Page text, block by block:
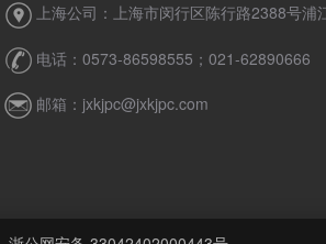
上海公司：上海市闵行区陈行路2388号
电话：0573-86598555；021-62890666
邮箱：jxkjpc@jxkjpc.com